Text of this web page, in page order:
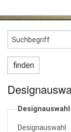
Designauswahl
Designauswahl